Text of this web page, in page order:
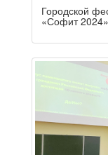
Городской
«Софит